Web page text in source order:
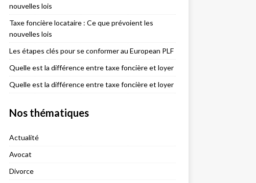
nouvelles lois
Taxe foncière locataire : Ce que prévoient les
nouvelles lois
Les étapes clés pour se conformer au European PLF
Quelle est la différence entre taxe foncière et loyer
Quelle est la différence entre taxe foncière et loyer
Nos thématiques
Actualité
Avocat
Divorce